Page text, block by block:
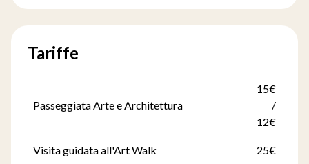
Tariffe
Passeggiata Arte e Architettura
15€
/
12€
Visita guidata all'Art Walk 25€